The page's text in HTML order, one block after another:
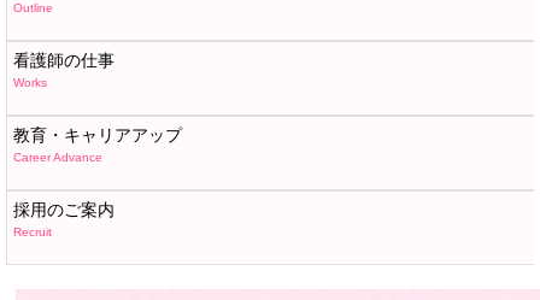
Outline
看護師の仕事
Works
教育・キャリアアップ
Career Advance
採用のご案内
Recruit